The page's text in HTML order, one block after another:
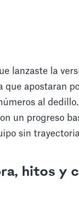
lanzaste la
que apostaran
al
un progreso
sin
hitos y